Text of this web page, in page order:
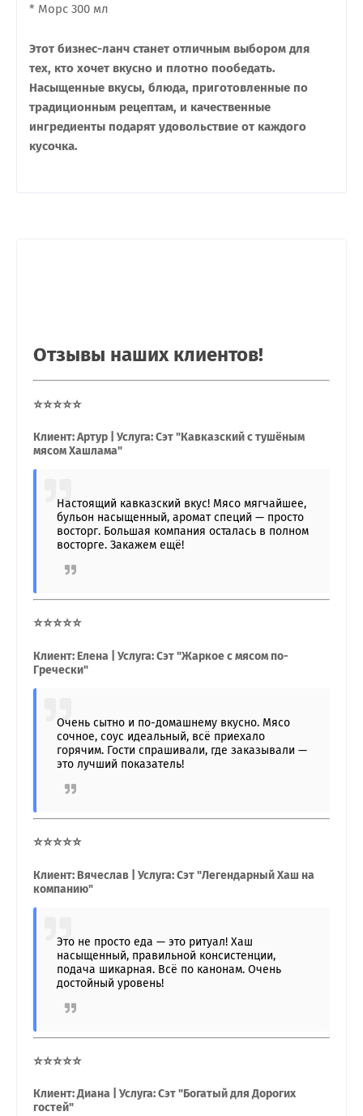
* Морс 300 мл
Этот бизнес-ланч станет отличным выбором для
тех, кто хочет вкусно и плотно пообедать.
Насыщенные вкусы, блюда, приготовленные по
традиционным рецептам, и качественные
ингредиенты подарят удовольствие от каждого
кусочка.
Отзывы наших клиентов!
⭐⭐⭐⭐⭐
Клиент: Артур | Услуга: Сэт "Кавказский с тушёным
мясом Хашлама"
Настоящий кавказский вкус! Мясо мягчайшее,
бульон насыщенный, аромат специй — просто
восторг. Большая компания осталась в полном
восторге. Закажем ещё!
⭐⭐⭐⭐⭐
Клиент: Елена | Услуга: Сэт "Жаркое с мясом по-
Гречески"
Очень сытно и по-домашнему вкусно. Мясо
сочное, соус идеальный, всё приехало
горячим. Гости спрашивали, где заказывали —
это лучший показатель!
⭐⭐⭐⭐⭐
Клиент: Вячеслав | Услуга: Сэт "Легендарный Хаш на
компанию"
Это не просто еда — это ритуал! Хаш
насыщенный, правильной консистенции,
подача шикарная. Всё по канонам. Очень
достойный уровень!
⭐⭐⭐⭐⭐
Клиент: Диана | Услуга: Сэт "Богатый для Дорогих
гостей"